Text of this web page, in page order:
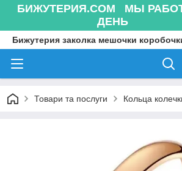
БИЖУТЕРИЯ.COM МЫ
ДЕНЬ
Бижутерия заколка мешочки
Товари та послуги Кольца